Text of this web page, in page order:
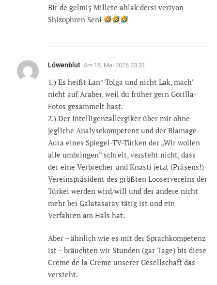
Bir de gelmiş Millete ahlak dersi veriyon
Shizophren Seni
Löwenblut Am 15. Mai 2026 23:31
1.) Es heißt Lan* Tolga und nicht Lak, mach‘
nicht auf Araber, weil du früher gern Gorilla-
Fotos gesammelt hast.
2.) Der Intelligenzallergiker über mir ohne
jegliche Analysekompetenz und der Blamage-
Aura eines Spiegel-TV-Türken der „Wir wollen
alle umbringen“ schreit, versteht nicht, dass
der eine Verbrecher und Knasti jetzt (Präsens!)
Vereinspräsident des größten Looservereins der
Türkei werden wird/will und der andere nicht
mehr bei Galatasaray tätig ist und ein
Verfahren am Hals hat.
Aber – ähnlich wie es mit der Sprachkompetenz
ist – bräuchten wir Stunden (gar Tage) bis diese
Creme de la Creme unserer Gesellschaft das
versteht.